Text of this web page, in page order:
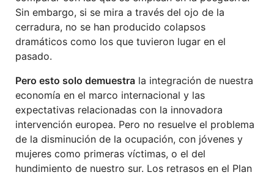
Sin embargo, si se mira a través del ojo de la
cerradura, no se han producido colapsos
dramáticos como los que tuvieron lugar en el
pasado.
Pero esto solo demuestra la integración de nuestra
economía en el marco internacional y las
expectativas relacionadas con la innovadora
intervención europea. Pero no resuelve el problema
de la disminución de la ocupación, con jóvenes y
mujeres como primeras víctimas, o el del
hundimiento de nuestro sur. Los retrasos en el Plan